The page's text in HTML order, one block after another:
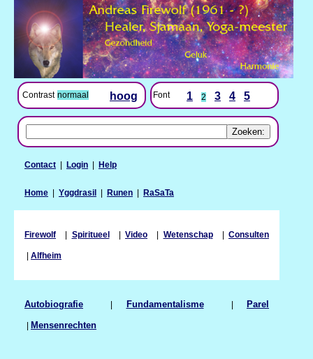
Contrast normaal hoog Font 1 2 3 4 5
Contact | Login | Help
Home | Yggdrasil | Runen | RaSaTa
Firewolf | Spiritueel| Video | Wetenschap| Consulten
| Alfheim
Autobiografie | Fundamentalisme| Parel
| Mensenrechten